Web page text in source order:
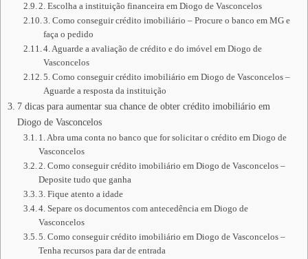
2. Escolha a instituição financeira em Diogo de Vasconcelos
3. Como conseguir crédito imobiliário – Procure o banco em MG e
faça o pedido
4. Aguarde a avaliação de crédito e do imóvel em Diogo de
Vasconcelos
5. Como conseguir crédito imobiliário em Diogo de Vasconcelos –
Aguarde a resposta da instituição
7 dicas para aumentar sua chance de obter crédito imobiliário em
Diogo de Vasconcelos
1. Abra uma conta no banco que for solicitar o crédito em Diogo de
Vasconcelos
2. Como conseguir crédito imobiliário em Diogo de Vasconcelos –
Deposite tudo que ganha
3. Fique atento a idade
4. Separe os documentos com antecedência em Diogo de
Vasconcelos
5. Como conseguir crédito imobiliário em Diogo de Vasconcelos –
Tenha recursos para dar de entrada